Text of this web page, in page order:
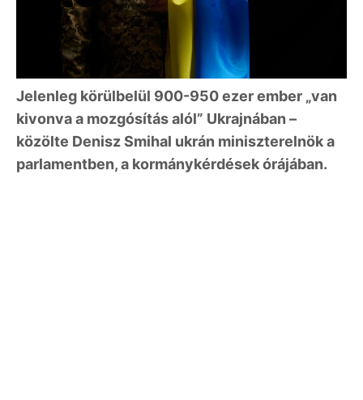
Jelenleg körülbelül 900-950 ezer ember „van
kivonva a mozgósítás alól” Ukrajnában –
közölte Denisz Smihal ukrán miniszterelnök a
parlamentben, a kormánykérdések órájában.